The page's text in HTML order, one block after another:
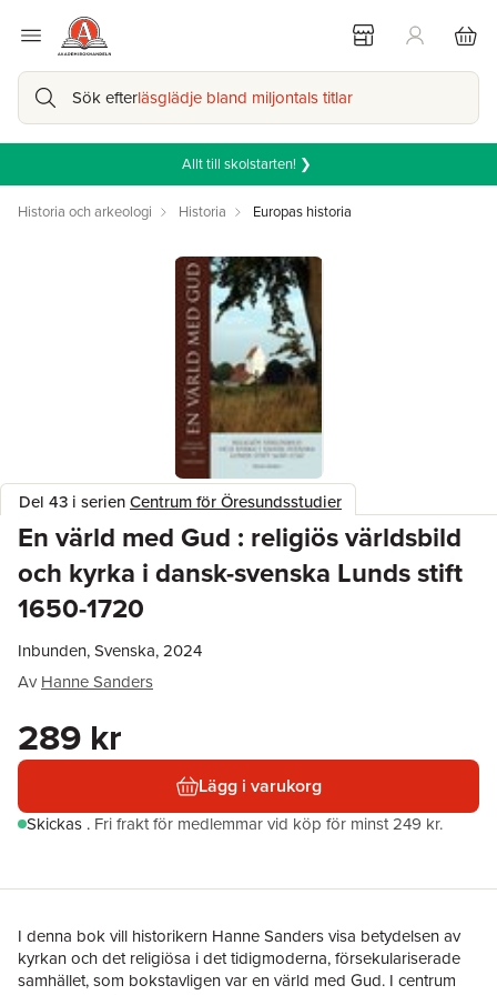
Sök efterläsglädje bland miljontals titlar
Allt till skolstarten! ❯
Historia och arkeologi Historia Europas historia
Del 43 i serienCentrum för Öresundsstudier
En värld med Gud : religiös världsbild
och kyrka i dansk-svenska Lunds stift
1650-1720
Inbunden, Svenska, 2024
Av Hanne Sanders
289 kr
Lägg i varukorg
Skickas . Fri frakt för medlemmar vid köp för minst 249 kr.
I denna bok vill historikern Hanne Sanders visa betydelsen av
kyrkan och det religiösa i det tidigmoderna, försekulariserade
samhället, som bokstavligen var en värld med Gud. I centrum